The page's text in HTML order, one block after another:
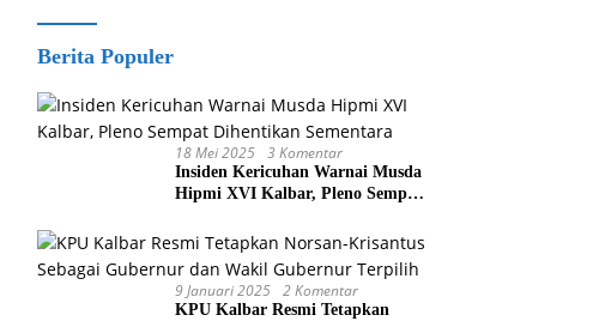
Berita Populer
18 Mei 2025 3 Komentar
Insiden Kericuhan Warnai Musda
Hipmi XVI Kalbar, Pleno Sempat
9 Januari 2025 2 Komentar
KPU Kalbar Resmi Tetapkan